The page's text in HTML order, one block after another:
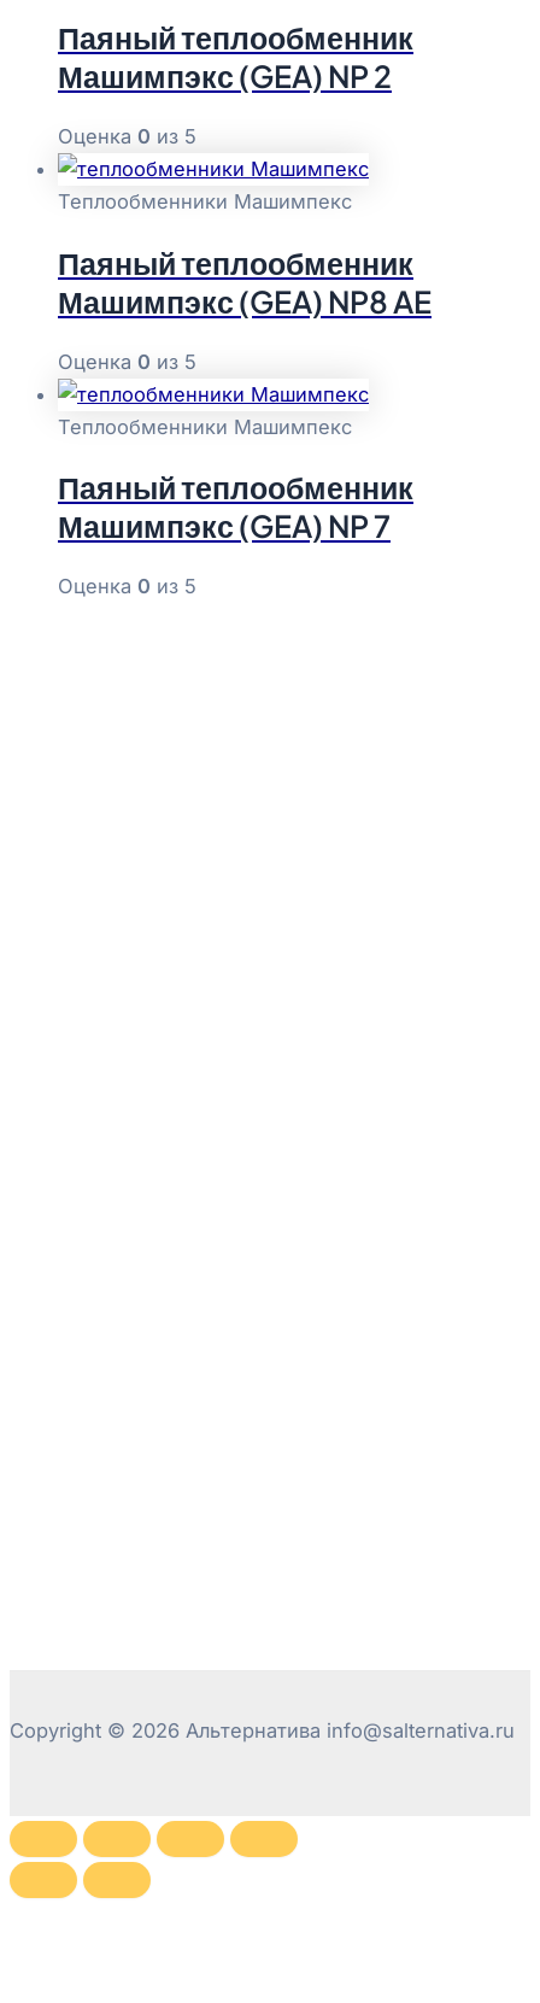
Паяный теплообменник
Машимпэкс (GEA) NP 2
Оценка 0 из 5
Теплообменники Машимпекс
Паяный теплообменник
Машимпэкс (GEA) NP8 AE
Оценка 0 из 5
Теплообменники Машимпекс
Паяный теплообменник
Машимпэкс (GEA) NP 7
Оценка 0 из 5
Copyright © 2026 Альтернатива info@salternativa.ru